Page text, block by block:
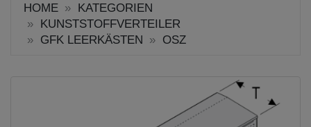
HOME
KATEGORIEN
KUNSTSTOFFVERTEILER
GFK LEERKÄSTEN
OSZ